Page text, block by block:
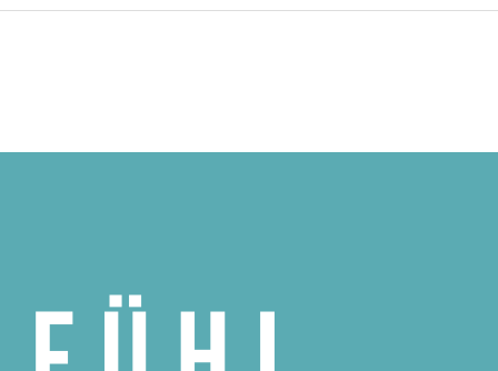
s’Hoefle – Makrameearbeiten